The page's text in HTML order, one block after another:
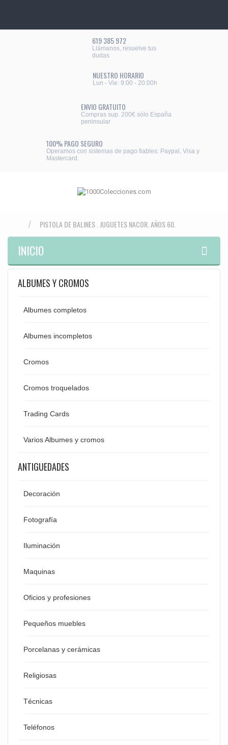
619 385 972
Llámanos, resuelve tus
dudas
NUESTRO HORARIO
Lun - Vie: 9:00 - 20:00h
ENVIO GRATUITO
Compras sup. 200€ sólo España
peninsular
100% PAGO SEGURO
Operamos con sistemas de pago fiables: Paypal, Visa y
Mastercard.
PISTOLA DE BALINES . JUGUETES NACOR. AÑOS 60.
INICIO
ALBUMES Y CROMOS
Albumes completos
Albumes incompletos
Cromos
Cromos troquelados
Trading Cards
Varios Albumes y cromos
ANTIGUEDADES
Decoración
Fotografía
Iluminación
Maquinas
Oficios y profesiones
Pequeños muebles
Porcelanas y cerámicas
Religiosas
Técnicas
Teléfonos